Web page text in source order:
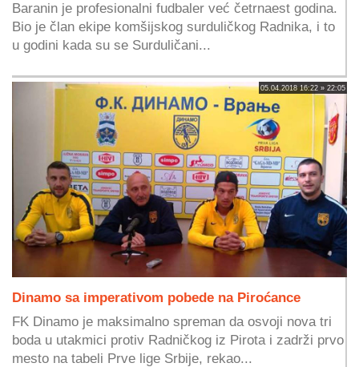
Baranin je profesionalni fudbaler već četrnaest godina.
Bio je član ekipe komšijskog surduličkog Radnika, i to
u godini kada su se Surduličani...
05.04.2018 16:22 » 22:05
Dinamo sa imperativom pobede na Piroćance
FK Dinamo je maksimalno spreman da osvoji nova tri
boda u utakmici protiv Radničkog iz Pirota i zadrži prvo
mesto na tabeli Prve lige Srbije, rekao...